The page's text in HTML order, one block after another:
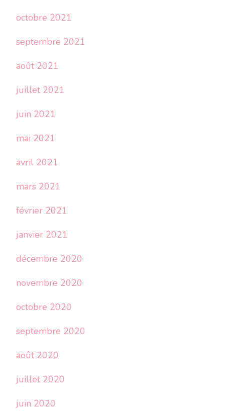
octobre 2021
septembre 2021
août 2021
juillet 2021
juin 2021
mai 2021
avril 2021
mars 2021
février 2021
janvier 2021
décembre 2020
novembre 2020
octobre 2020
septembre 2020
août 2020
juillet 2020
juin 2020